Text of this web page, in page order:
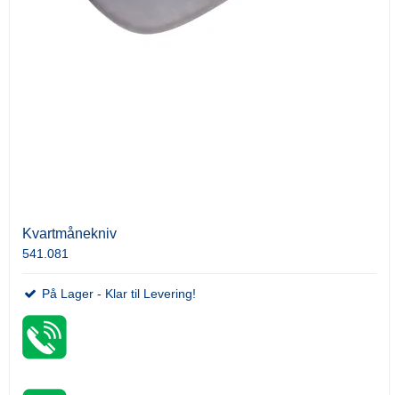
Kvartmånekniv
541.081
På Lager - Klar til Levering!